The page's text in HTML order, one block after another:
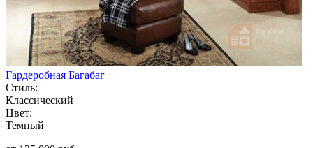
Гардеробная Багабаг
Стиль:
Классический
Цвет:
Темный